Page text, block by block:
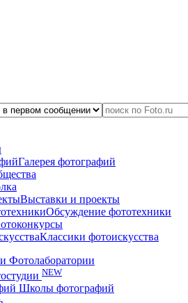
Галерея фотографий
Выставки и проекты
Обсуждение фототехники
Классики фотоискусства
Фотолаборатории
NEW
Школы фотографий